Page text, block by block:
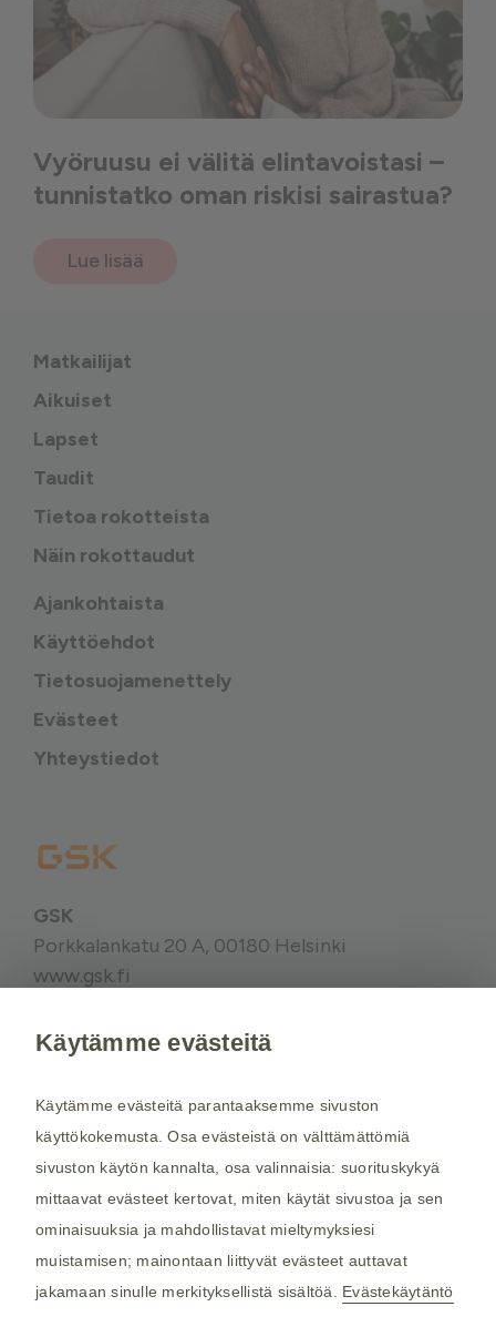
Vyöruusu ei välitä elintavoistasi –
tunnistatko oman riskisi sairastua?
Lue lisää
Matkailijat
Aikuiset
Lapset
Taudit
Tietoa rokotteista
Näin rokottaudut
Ajankohtaista
Käyttöehdot
Tietosuojamenettely
Evästeet
Yhteystiedot
GSK
Porkkalankatu 20 A, 00180 Helsinki
www.gsk.fi
ammattilaiselta. Rokotussuositukset perustuvat
THL:nsuosituksiin. Maakohtaiset
rokotussuositukset perustuvatMatkailijan
terveysoppaaseen, jota toimittaa Kustannus Oy
Duodecim (aiemmin THL). Tarkistamme
maakohtaiset rokotesuositukset kahdesti
vuodessa.
Käytämme evästeitä
Käytämme evästeitä parantaaksemme sivuston
käyttökokemusta. Osa evästeistä on välttämättömiä
sivuston käytön kannalta, osa valinnaisia: suorituskykyä
mittaavat evästeet kertovat, miten käytät sivustoa ja sen
ominaisuuksia ja mahdollistavat mieltymyksiesi
muistamisen; mainontaan liittyvät evästeet auttavat
jakamaan sinulle merkityksellistä sisältöä. Evästekäytäntö